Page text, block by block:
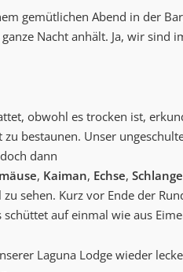
gemütlichen Abend in der
Nacht anhält. Ja, wir sind
obwohl es trocken ist,
bestaunen. Unser
dann
, Kaiman, Echse,
sehen. Kurz vor Ende der
auf einmal wie aus
Laguna Lodge wieder